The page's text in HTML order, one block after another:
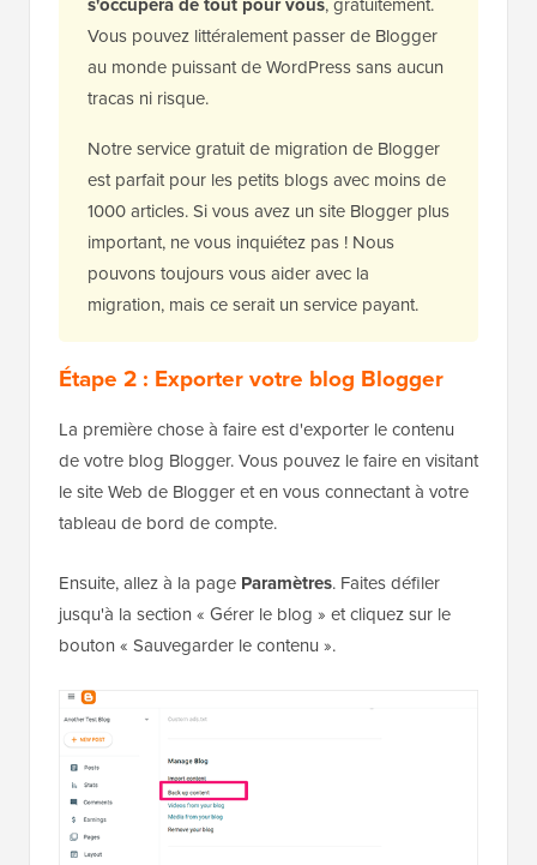
Vous pouvez littéralement passer de Blogger
au monde puissant de WordPress sans aucun
tracas ni risque.
Notre service gratuit de migration de Blogger
est parfait pour les petits blogs avec moins de
1000 articles. Si vous avez un site Blogger plus
important, ne vous inquiétez pas ! Nous
pouvons toujours vous aider avec la
migration, mais ce serait un service payant.
Étape 2 : Exporter votre blog Blogger
La première chose à faire est d'exporter le contenu
de votre blog Blogger. Vous pouvez le faire en visitant
le site Web de Blogger et en vous connectant à votre
tableau de bord de compte.
Ensuite, allez à la page Paramètres. Faites défiler
jusqu'à la section « Gérer le blog » et cliquez sur le
bouton « Sauvegarder le contenu ».